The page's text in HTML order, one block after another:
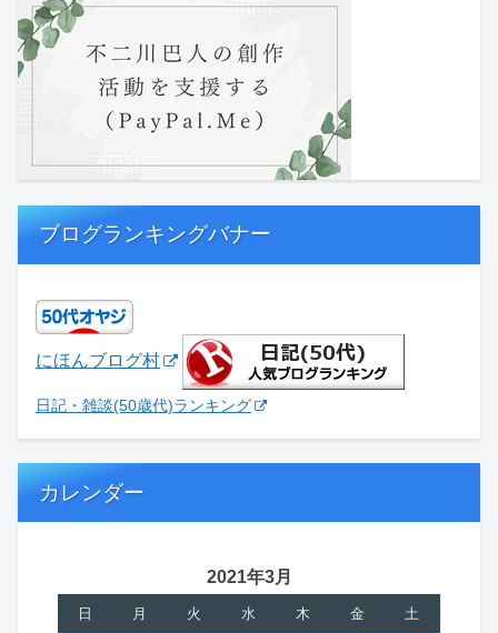
ブログランキングバナー
にほんブログ村
日記・雑談(50歳代)ランキング
カレンダー
2021年3月
日 月 火 水 木 金 土